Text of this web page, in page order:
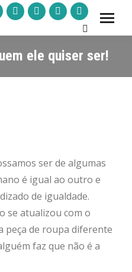
A
página
LinkedIn
A
página
Instagram
A
página
YouTube
A
página
WhatsApp
Pesquisar:
ele quiser ser!
ser de algumas
é igual ao outro e
de igualdade.
se atualizou com o
peça de roupa diferente
faz que não é a